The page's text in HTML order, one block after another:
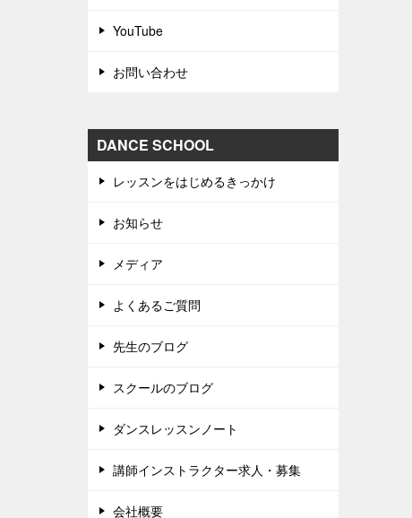
YouTube
お問い合わせ
DANCE SCHOOL
レッスンをはじめるきっかけ
お知らせ
メディア
よくあるご質問
先生のブログ
スクールのブログ
ダンスレッスンノート
講師インストラクター求人・募集
会社概要